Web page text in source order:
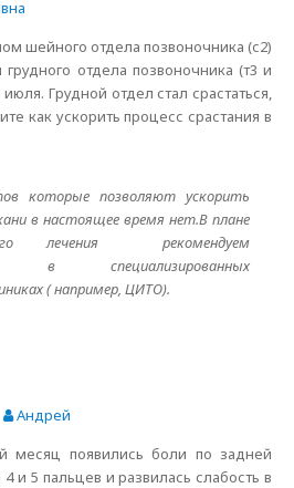
шейного отдела позвоночника (с2)
отдела позвоночника (т3 и
Грудной отдел стал срастаться,
как ускорить процесс срастания в
которые позволяют ускорить
в настоящее время нет.В плане
лечения рекомендуем
в специализированных
( например, ЦИТО).
Андрей
месяц появились боли по задней
и 5 пальцев и развилась слабость в